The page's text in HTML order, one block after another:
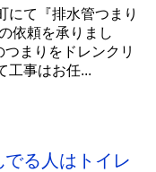
にて『排水管つまり
依頼を承りまし
まりをドレンクリ
工事はお任...
る人はトイレ